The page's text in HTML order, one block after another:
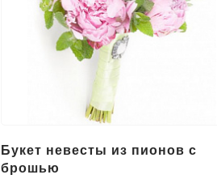
Букет невесты из пионов с
брошью